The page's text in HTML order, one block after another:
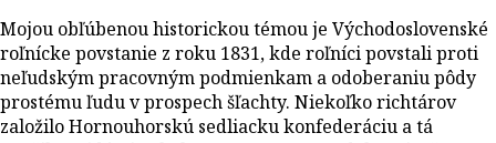
Mojou obľúbenou historickou témou je Východoslovenské
roľnícke povstanie z roku 1831, kde roľníci povstali proti
neľudským pracovným podmienkam a odoberaniu pôdy
prostému ľudu v prospech šľachty. Niekoľko richtárov
založilo Hornouhorskú sedliacku konfederáciu a tá